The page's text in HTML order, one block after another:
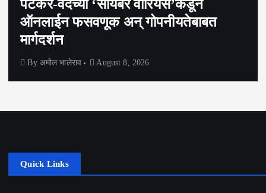
पटकर-वर्दैच्या ‘सायबर वॉरियर्स’कडून
ऑनलाईन फसवणूक अन् गोपनीयतेबाबत
मार्गदर्शन
By अमोल भालेराव August 8, 2026
Quick Links